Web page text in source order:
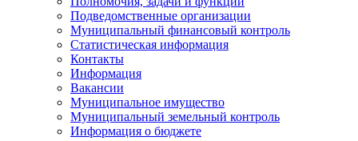
Подведомственные организации
Муниципальный финансовый контроль
Статистическая информация
Контакты
Информация
Вакансии
Муниципальное имущество
Муниципальный земельный контроль
Информация о бюджете